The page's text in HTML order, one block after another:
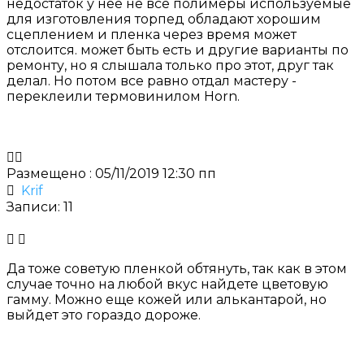
недостаток у нее не все полимеры используемые
для изготовления торпед обладают хорошим
сцеплением и пленка через время может
отслоится. может быть есть и другие варианты по
ремонту, но я слышала только про этот, друг так
делал. Но потом все равно отдал мастеру -
переклеили термовинилом Horn.
Размещено : 05/11/2019 12:30 пп
Krif
Записи: 11
Да тоже советую пленкой обтянуть, так как в этом
случае точно на любой вкус найдете цветовую
гамму. Можно еще кожей или алькантарой, но
выйдет это гораздо дороже.